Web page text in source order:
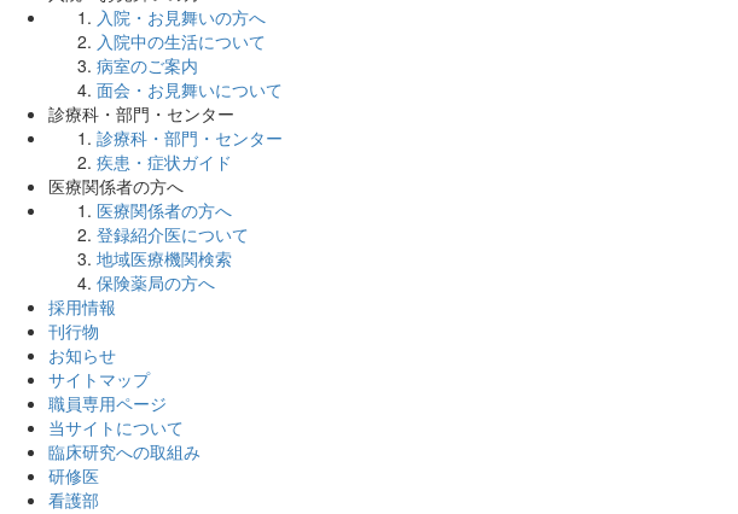
入院・お見舞いの方へ
入院中の生活について
病室のご案内
面会・お見舞いについて
診療科・部門・センター
診療科・部門・センター
疾患・症状ガイド
医療関係者の方へ
医療関係者の方へ
登録紹介医について
地域医療機関検索
保険薬局の方へ
採用情報
刊行物
お知らせ
サイトマップ
職員専用ページ
当サイトについて
臨床研究への取組み
研修医
看護部